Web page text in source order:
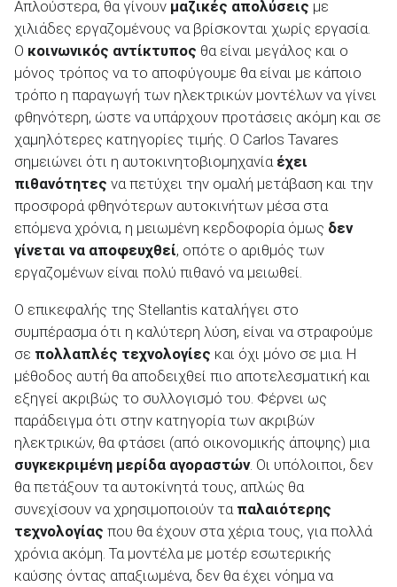
Απλούστερα, θα γίνουν μαζικές απολύσεις με
χιλιάδες εργαζομένους να βρίσκονται χωρίς εργασία.
Ο κοινωνικός αντίκτυπος θα είναι μεγάλος και ο
μόνος τρόπος να το αποφύγουμε θα είναι με κάποιο
τρόπο η παραγωγή των ηλεκτρικών μοντέλων να γίνει
φθηνότερη, ώστε να υπάρχουν προτάσεις ακόμη και σε
χαμηλότερες κατηγορίες τιμής. Ο Carlos Tavares
σημειώνει ότι η αυτοκινητοβιομηχανία έχει
πιθανότητες να πετύχει την ομαλή μετάβαση και την
προσφορά φθηνότερων αυτοκινήτων μέσα στα
επόμενα χρόνια, η μειωμένη κερδοφορία όμως δεν
γίνεται να αποφευχθεί, οπότε ο αριθμός των
εργαζομένων είναι πολύ πιθανό να μειωθεί.
Ο επικεφαλής της Stellantis καταλήγει στο
συμπέρασμα ότι η καλύτερη λύση, είναι να στραφούμε
σε πολλαπλές τεχνολογίες και όχι μόνο σε μια. Η
μέθοδος αυτή θα αποδειχθεί πιο αποτελεσματική και
εξηγεί ακριβώς το συλλογισμό του. Φέρνει ως
παράδειγμα ότι στην κατηγορία των ακριβών
ηλεκτρικών, θα φτάσει (από οικονομικής άποψης) μια
συγκεκριμένη μερίδα αγοραστών. Οι υπόλοιποι, δεν
θα πετάξουν τα αυτοκίνητά τους, απλώς θα
συνεχίσουν να χρησιμοποιούν τα παλαιότερης
τεχνολογίας που θα έχουν στα χέρια τους, για πολλά
χρόνια ακόμη. Τα μοντέλα με μοτέρ εσωτερικής
καύσης όντας απαξιωμένα, δεν θα έχει νόημα να